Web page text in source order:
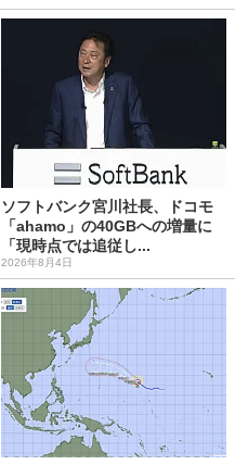
ソフトバンク宮川社長、ドコモ
「ahamo」の40GBへの増量に
「現時点では追従し...
2026年8月4日